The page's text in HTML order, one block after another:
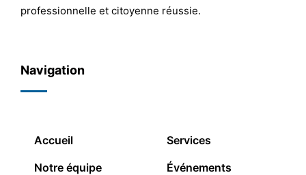
professionnelle et citoyenne réussie.
Navigation
Accueil
Notre équipe
Services
Événements